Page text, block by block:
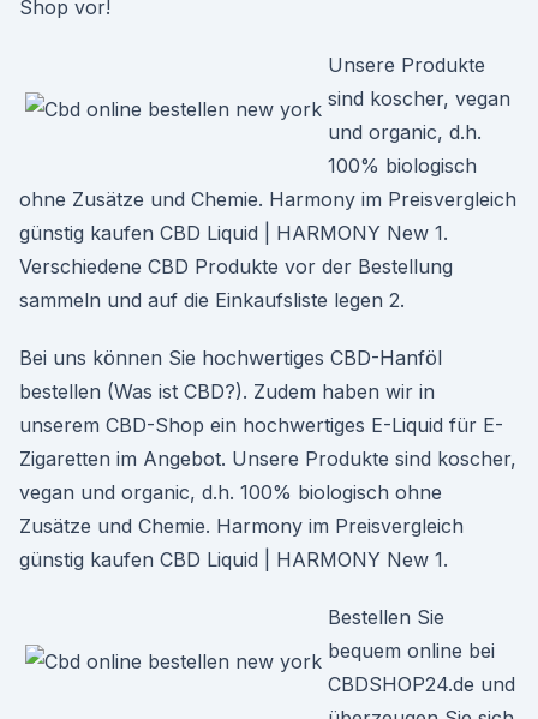
Shop vor!
Unsere Produkte
sind koscher, vegan
und organic, d.h.
100% biologisch
ohne Zusätze und Chemie. Harmony im Preisvergleich
günstig kaufen CBD Liquid | HARMONY New 1.
Verschiedene CBD Produkte vor der Bestellung
sammeln und auf die Einkaufsliste legen 2.
Bei uns können Sie hochwertiges CBD-Hanföl
bestellen (Was ist CBD?). Zudem haben wir in
unserem CBD-Shop ein hochwertiges E-Liquid für E-
Zigaretten im Angebot. Unsere Produkte sind koscher,
vegan und organic, d.h. 100% biologisch ohne
Zusätze und Chemie. Harmony im Preisvergleich
günstig kaufen CBD Liquid | HARMONY New 1.
Bestellen Sie
bequem online bei
CBDSHOP24.de und